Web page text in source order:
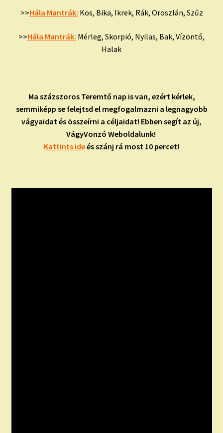
>>Hála Mantrák: Kos, Bika, Ikrek, Rák, Oroszlán, Szűz
>>Hála Mantrák: Mérleg, Skorpió, Nyilas, Bak, Vízöntő,
Halak
Ma százszoros Teremtő nap is van, ezért kérlek,
semmiképp se felejtsd el megfogalmazni a legnagyobb
vágyaidat és összeírni a céljaidat! Ebben segít az új,
VágyVonzó Weboldalunk!
Kattints ideés szánj rá most 10 percet!